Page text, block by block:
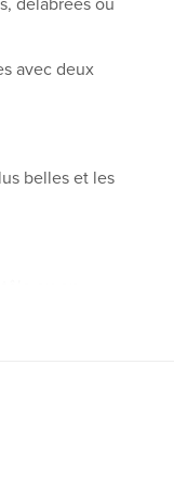
avec deux
belles et les
du sud,
par les barres